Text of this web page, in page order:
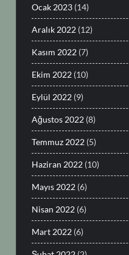
Ocak 2023 (14)
Aralık 2022 (12)
Kasım 2022 (7)
Ekim 2022 (10)
Eylül 2022 (9)
Ağustos 2022 (8)
Temmuz 2022 (5)
Haziran 2022 (10)
Mayıs 2022 (6)
Nisan 2022 (6)
Mart 2022 (6)